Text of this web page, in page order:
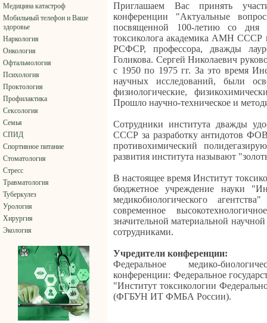
Медицина катастроф
Мобильный телефон и Ваше
здоровье
Наркология
Онкология
Офтальмология
Психология
Проктология
Профилактика
Сексология
Семья
СПИД
Спортивное питание
Стоматология
Стресс
Травматология
Туберкулез
Урология
Хирургия
Экология
Приглашаем Вас принять
конференции "Актуальные
посвященной 100-летию со дня
токсиколога академика АМН СССР
РСФСР, профессора, дважды
Голикова. Сергей Николаевич
с 1950 по 1975 гг. За это время
научных исследований, были
физиологические,
Прошло научно-техническое и
Сотрудники института дважды
СССР за разработку антидотов
противохимический
развития института называют
В настоящее время Институт
бюджетное учреждение науки
медикобиологического
современное
значительной материальной
сотрудниками.
Учредители конференции:
Федеральное медико-
конференции: Федеральное
"Институт токсикологии
(ФГБУН ИТ ФМБА России).